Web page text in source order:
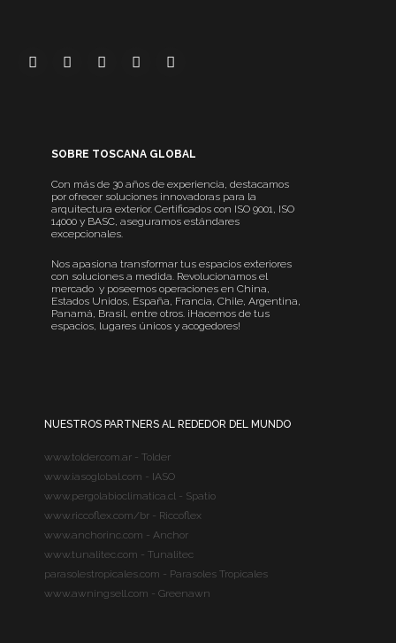
SOBRE TOSCANA GLOBAL
Con más de 30 años de experiencia, destacamos
por ofrecer soluciones innovadoras para la
arquitectura exterior. Certificados con ISO 9001, ISO
14000 y BASC, aseguramos estándares
excepcionales.
Nos apasiona transformar tus espacios exteriores
con soluciones a medida. Revolucionamos el
mercado y poseemos operaciones en China,
Estados Unidos, España, Francia, Chile, Argentina,
Panamá, Brasil, entre otros. ¡Hacemos de tus
espacios, lugares únicos y acogedores!
NUESTROS PARTNERS AL REDEDOR DEL MUNDO
www.tolder.com.ar - Tolder
www.iasoglobal.com - IASO
www.pergolabioclimatica.cl - Spatio
www.riccoflex.com/br - Riccoflex
www.anchorinc.com - Anchor
www.tunalitec.com - Tunalitec
parasolestropicales.com - Parasoles Tropicales
www.awningsell.com - Greenawn